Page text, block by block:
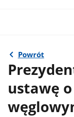
Powrót
ustawę